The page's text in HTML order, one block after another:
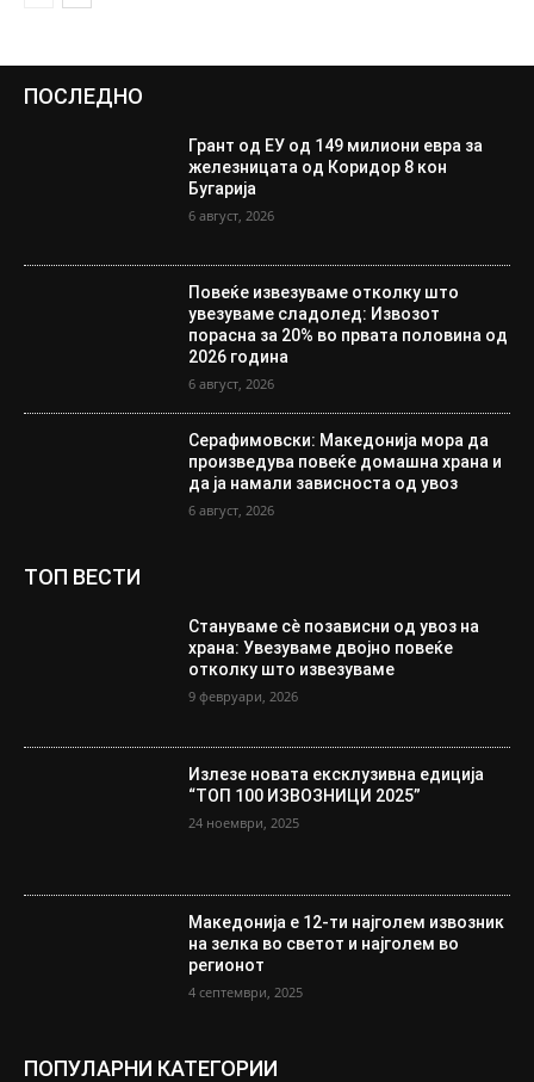
ПОСЛЕДНО
Грант од ЕУ од 149 милиони евра за
железницата од Коридор 8 кон
Бугарија
6 август, 2026
Повеќе извезуваме отколку што
увезуваме сладолед: Извозот
порасна за 20% во првата половина од
2026 година
6 август, 2026
Серафимовски: Македонија мора да
произведува повеќе домашна храна и
да ја намали зависноста од увоз
6 август, 2026
ТОП ВЕСТИ
Стануваме сè позависни од увоз на
храна: Увезуваме двојно повеќе
отколку што извезуваме
9 февруари, 2026
Излезе новата ексклузивна едиција
“ТОП 100 ИЗВОЗНИЦИ 2025”
24 ноември, 2025
Македонија е 12-ти најголем извозник
на зелка во светот и најголем во
регионот
4 септември, 2025
ПОПУЛАРНИ КАТЕГОРИИ